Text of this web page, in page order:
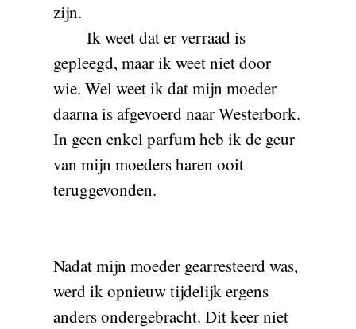
zijn.
Ik weet dat er verraad is
gepleegd, maar ik weet niet door
wie. Wel weet ik dat mijn moeder
daarna is afgevoerd naar Westerbork.
In geen enkel parfum heb ik de geur
van mijn moeders haren ooit
teruggevonden.
Nadat mijn moeder gearresteerd was,
werd ik opnieuw tijdelijk ergens
anders ondergebracht. Dit keer niet